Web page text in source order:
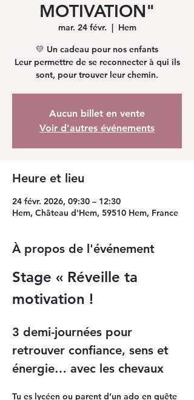
MOTIVATION"
mar. 24 févr.
  |
Hem
💛 Un cadeau pour nos enfants
Leur permettre de se reconnecter à qui ils
sont, pour trouver leur chemin.
Aucun billet en vente
Voir d'autres événements
Heure et lieu
24 févr. 2026, 09:30 – 12:30
Hem, Château d'Hem, 59510 Hem, France
À propos de l'événement
Stage « Réveille ta
motivation !
3 demi-journées pour
retrouver confiance, sens et
énergie… avec les chevaux
Tu es lycéen ou parent d’un ado en quête